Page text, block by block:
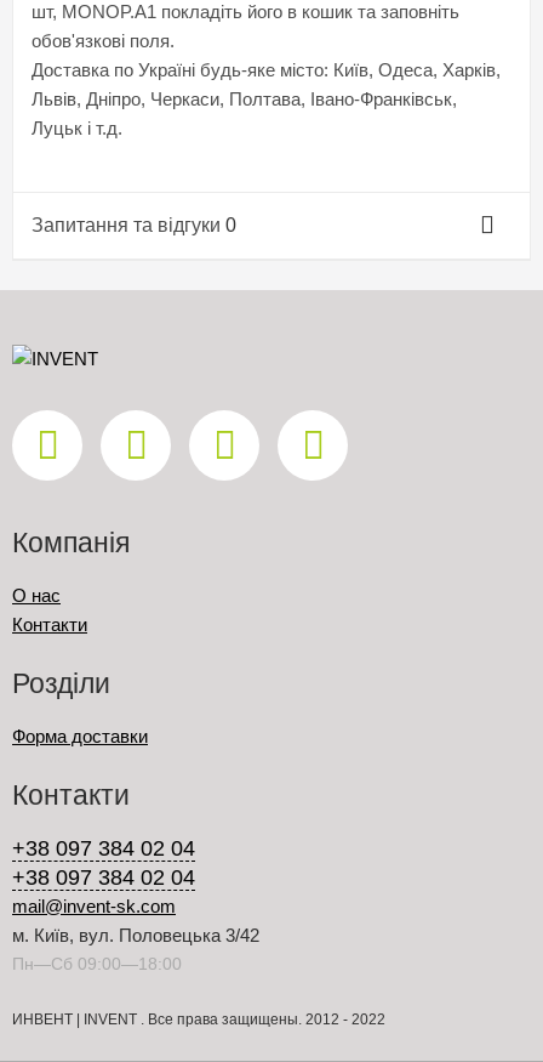
шт, MONOP.A1 покладіть його в кошик та заповніть
обов'язкові поля.
Доставка по Україні будь-яке місто: Київ, Одеса, Харків,
Львів, Дніпро, Черкаси, Полтава, Івано-Франківськ,
Луцьк і т.д.
Запитання та відгуки 0
Компанія
О нас
Контакти
Розділи
Форма доставки
Контакти
+38 097 384 02 04
+38 097 384 02 04
mail@invent-sk.com
м. Київ, вул. Половецька 3/42
Пн—Сб 09:00—18:00
ИНВЕНТ | INVENT . Все права защищены. 2012 - 2022